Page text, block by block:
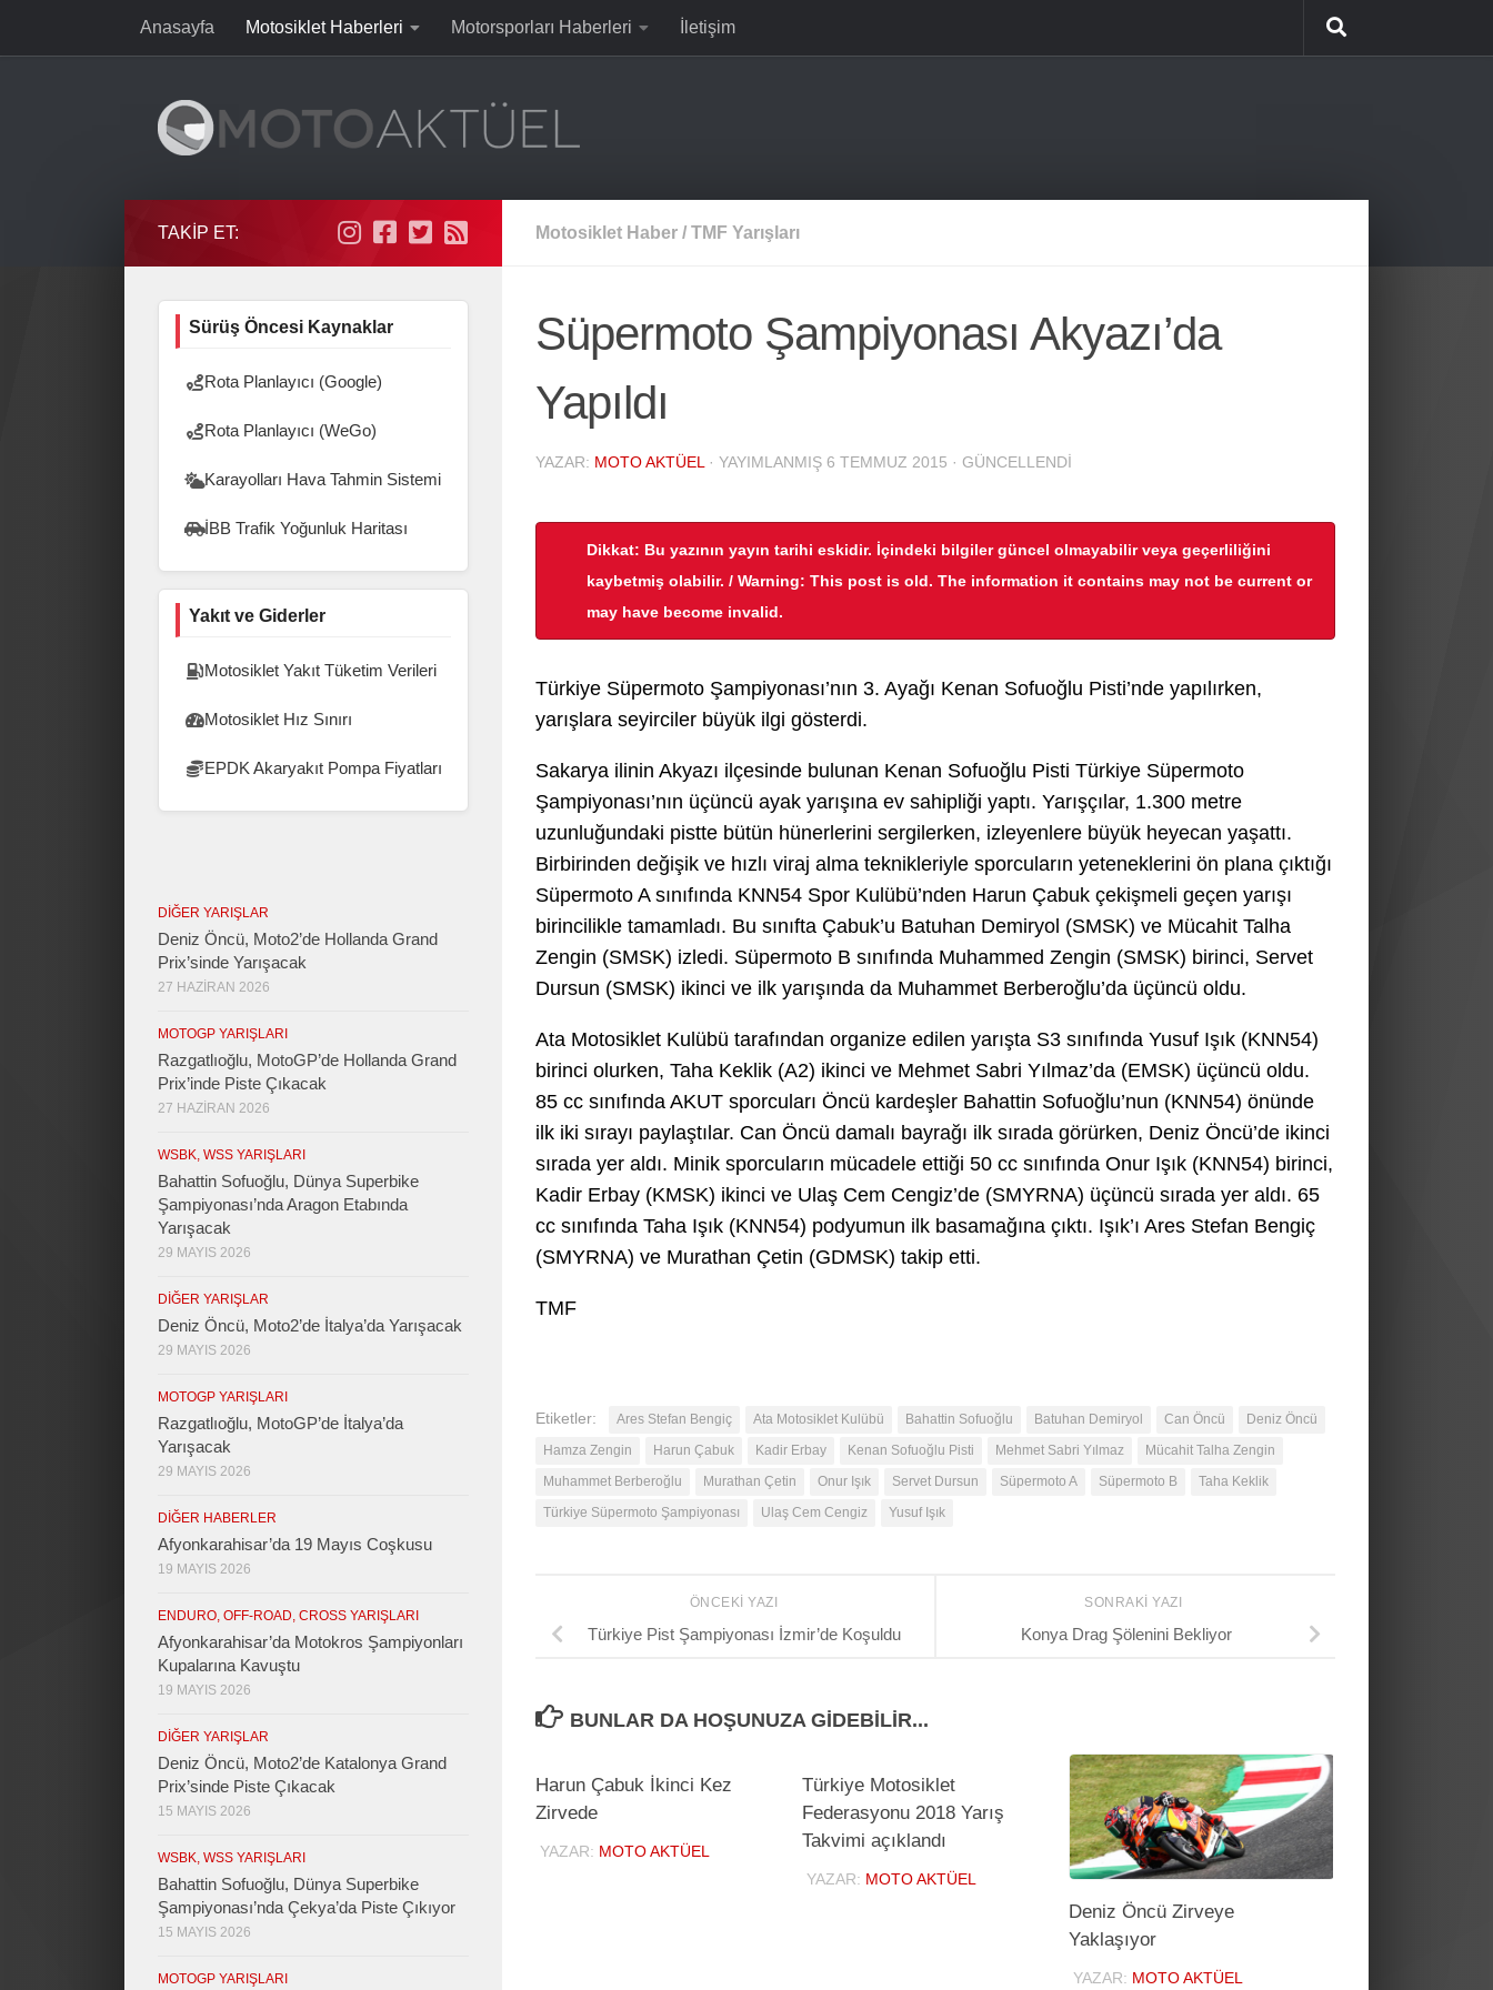
Skip to contentAnasayfa Motosiklet Haberleri Motorsporları Haberleri İletişim
Motosiklet Haber / TMF Yarışları
Süpermoto Şampiyonası Akyazı’da
Yapıldı
YAZAR: MOTO AKTÜEL · YAYIMLANMIŞ 6 TEMMUZ 2015 · GÜNCELLENDI
Dikkat: Bu yazının yayın tarihi eskidir. İçindeki bilgiler güncel olmayabilir veya geçerliliğini
kaybetmiş olabilir. / Warning: This post is old. The information it contains may not be current or
may have become invalid.
Türkiye Süpermoto Şampiyonası’nın 3. Ayağı Kenan Sofuoğlu Pisti’nde yapılırken,
yarışlara seyirciler büyük ilgi gösterdi.
Sakarya ilinin Akyazı ilçesinde bulunan Kenan Sofuoğlu Pisti Türkiye Süpermoto
Şampiyonası’nın üçüncü ayak yarışına ev sahipliği yaptı. Yarışçılar, 1.300 metre
uzunluğundaki pistte bütün hünerlerini sergilerken, izleyenlere büyük heyecan yaşattı.
Birbirinden değişik ve hızlı viraj alma teknikleriyle sporcuların yeteneklerini ön plana çıktığı
Süpermoto A sınıfında KNN54 Spor Kulübü’nden Harun Çabuk çekişmeli geçen yarışı
birincilikle tamamladı. Bu sınıfta Çabuk’u Batuhan Demiryol (SMSK) ve Mücahit Talha
Zengin (SMSK) izledi. Süpermoto B sınıfında Muhammed Zengin (SMSK) birinci, Servet
Dursun (SMSK) ikinci ve ilk yarışında da Muhammet Berberoğlu’da üçüncü oldu.
Ata Motosiklet Kulübü tarafından organize edilen yarışta S3 sınıfında Yusuf Işık (KNN54)
birinci olurken, Taha Keklik (A2) ikinci ve Mehmet Sabri Yılmaz’da (EMSK) üçüncü oldu.
85 cc sınıfında AKUT sporcuları Öncü kardeşler Bahattin Sofuoğlu’nun (KNN54) önünde
ilk iki sırayı paylaştılar. Can Öncü damalı bayrağı ilk sırada görürken, Deniz Öncü’de ikinci
sırada yer aldı. Minik sporcuların mücadele ettiği 50 cc sınıfında Onur Işık (KNN54) birinci,
Kadir Erbay (KMSK) ikinci ve Ulaş Cem Cengiz’de (SMYRNA) üçüncü sırada yer aldı. 65
cc sınıfında Taha Işık (KNN54) podyumun ilk basamağına çıktı. Işık’ı Ares Stefan Bengiç
(SMYRNA) ve Murathan Çetin (GDMSK) takip etti.
TMF
Etiketler: Ares Stefan Bengiç Ata Motosiklet Kulübü Bahattin Sofuoğlu Batuhan Demiryol Can Öncü
Deniz Öncü
Hamza Zengin
Harun Çabuk Kadir Erbay Kenan Sofuoğlu Pisti Mehmet Sabri Yılmaz
Mücahit Talha Zengin
Muhammet Berberoğlu
Murathan Çetin Onur Işık Servet Dursun Süpermoto A Süpermoto B
Taha Keklik
Türkiye Süpermoto Şampiyonası
Ulaş Cem Cengiz Yusuf Işık
SONRAKI YAZI
Konya Drag Şölenini Bekliyor
ÖNCEKI YAZI
Türkiye Pist Şampiyonası İzmir’de Koşuldu
BUNLAR DA HOŞUNUZA GIDEBILIR...
Harun Çabuk İkinci Kez
Zirvede
YAZAR: MOTO AKTÜEL
Türkiye Motosiklet
Federasyonu 2018 Yarış
Takvimi açıklandı
YAZAR: MOTO AKTÜEL
Deniz Öncü Zirveye
Yaklaşıyor
YAZAR: MOTO AKTÜEL
TAKIP ET:
Sürüş Öncesi Kaynaklar
Rota Planlayıcı (Google)
Rota Planlayıcı (WeGo)
Karayolları Hava Tahmin Sistemi
İBB Trafik Yoğunluk Haritası
Yakıt ve Giderler
Motosiklet Yakıt Tüketim Verileri
Motosiklet Hız Sınırı
EPDK Akaryakıt Pompa Fiyatları
DIĞER YARIŞLAR
Deniz Öncü, Moto2’de Hollanda Grand
Prix’sinde Yarışacak
27 HAZIRAN 2026
MOTOGP YARIŞLARI
Razgatlıoğlu, MotoGP’de Hollanda Grand
Prix’inde Piste Çıkacak
27 HAZIRAN 2026
WSBK, WSS YARIŞLARI
Bahattin Sofuoğlu, Dünya Superbike
Şampiyonası’nda Aragon Etabında
Yarışacak
29 MAYIS 2026
DIĞER YARIŞLAR
Deniz Öncü, Moto2’de İtalya’da Yarışacak
29 MAYIS 2026
MOTOGP YARIŞLARI
Razgatlıoğlu, MotoGP’de İtalya’da
Yarışacak
29 MAYIS 2026
DIĞER HABERLER
Afyonkarahisar’da 19 Mayıs Coşkusu
19 MAYIS 2026
ENDURO, OFF-ROAD, CROSS YARIŞLARI
Afyonkarahisar’da Motokros Şampiyonları
Kupalarına Kavuştu
19 MAYIS 2026
DIĞER YARIŞLAR
Deniz Öncü, Moto2’de Katalonya Grand
Prix’sinde Piste Çıkacak
15 MAYIS 2026
WSBK, WSS YARIŞLARI
Bahattin Sofuoğlu, Dünya Superbike
Şampiyonası’nda Çekya’da Piste Çıkıyor
15 MAYIS 2026
MOTOGP YARIŞLARI